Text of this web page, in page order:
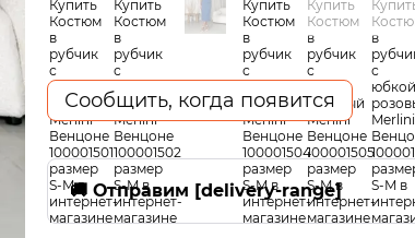
Сообщить, когда появится
🚚 Отправим [delivery-range]